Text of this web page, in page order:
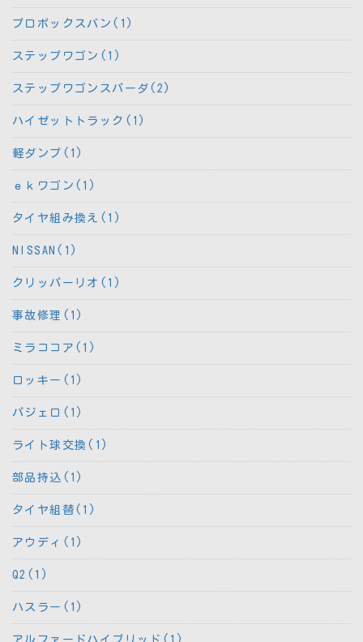
プロボックスバン(1)
ステップワゴン(1)
ステップワゴンスパーダ(2)
ハイゼットトラック(1)
軽ダンプ(1)
ｅｋワゴン(1)
タイヤ組み換え(1)
NISSAN(1)
クリッパーリオ(1)
事故修理(1)
ミラココア(1)
ロッキー(1)
パジェロ(1)
ライト球交換(1)
部品持込(1)
タイヤ組替(1)
アウディ(1)
Q2(1)
ハスラー(1)
アルファードハイブリッド(1)